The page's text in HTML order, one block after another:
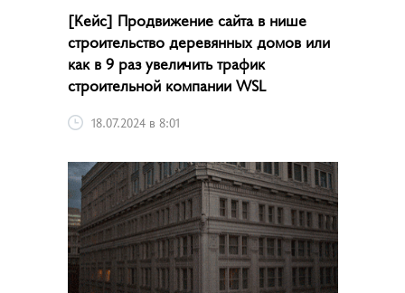
[Кейс] Продвижение сайта в нише
строительство деревянных домов или
как в 9 раз увеличить трафик
строительной компании WSL
18.07.2024 в 8:01